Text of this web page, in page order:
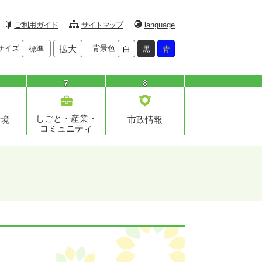
ご利用ガイド サイトマップ language
イズ 標準 拡大 背景色 白 黒 青
7
しごと・産業・
コミュニティ
8
市政情報